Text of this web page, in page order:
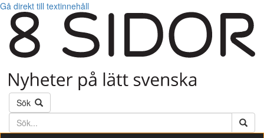
Gå direkt till textinnehåll
Sök
Söktext